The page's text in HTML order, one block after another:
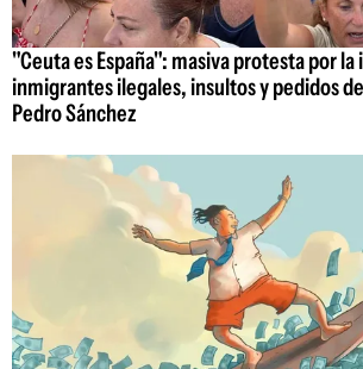
"Ceuta es España": masiva protesta por la
inmigrantes ilegales, insultos y pedidos
Pedro Sánchez